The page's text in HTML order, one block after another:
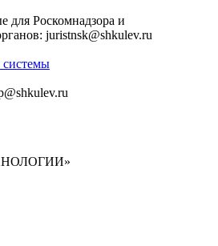
для Роскомнадзора и
juristnsk@shkulev.ru
системы